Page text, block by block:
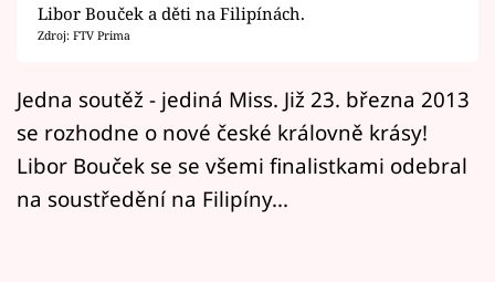
Filmový festival Karlovy Vary
Mámy sobě
Přihlášení
Libor Bouček a děti na Filipínách.
Zdroj: FTV Prima
Jedna soutěž - jediná Miss. Již 23. března 2013
se rozhodne o nové české královně krásy!
Libor Bouček se se všemi finalistkami odebral
na soustředění na Filipíny...